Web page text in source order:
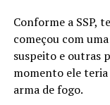
Conforme a SSP,
começou com
suspeito e outras
momento ele teria
arma de fogo.